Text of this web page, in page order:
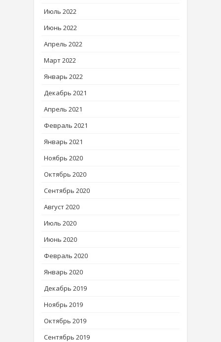
Июль 2022
Июнь 2022
Апрель 2022
Март 2022
Январь 2022
Декабрь 2021
Апрель 2021
Февраль 2021
Январь 2021
Ноябрь 2020
Октябрь 2020
Сентябрь 2020
Август 2020
Июль 2020
Июнь 2020
Февраль 2020
Январь 2020
Декабрь 2019
Ноябрь 2019
Октябрь 2019
Сентябрь 2019